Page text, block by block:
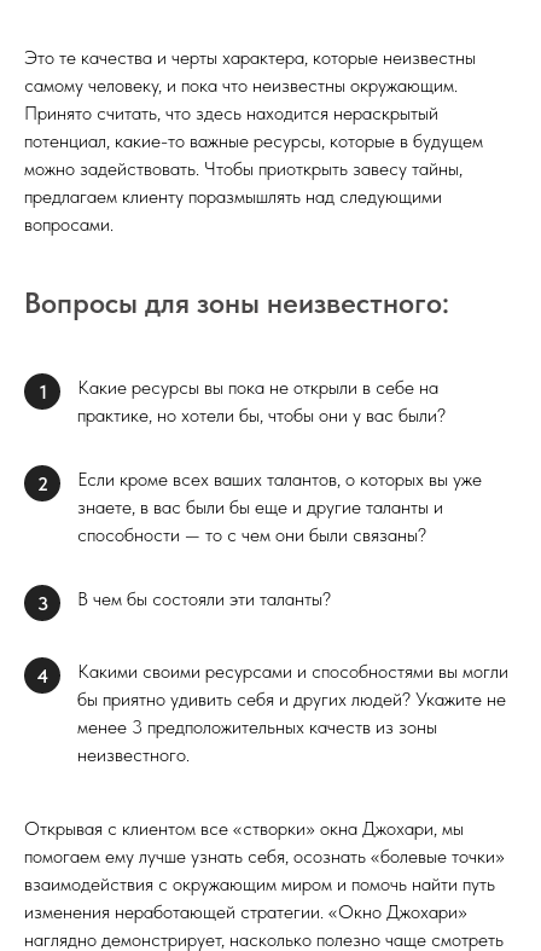
Это те качества и черты характера, которые неизвестны
самому человеку, и пока что неизвестны окружающим.
Принято считать, что здесь находится нераскрытый
потенциал, какие-то важные ресурсы, которые в будущем
можно задействовать. Чтобы приоткрыть завесу тайны,
предлагаем клиенту поразмышлять над следующими
вопросами.
Вопросы для зоны неизвестного:
1
Какие ресурсы вы пока не открыли в себе на
практике, но хотели бы, чтобы они у вас были?
2
Если кроме всех ваших талантов, о которых вы уже
знаете, в вас были бы еще и другие таланты и
способности — то с чем они были связаны?
3 В чем бы состояли эти таланты?
4
Какими своими ресурсами и способностями вы могли
бы приятно удивить себя и других людей? Укажите не
менее 3 предположительных качеств из зоны
неизвестного.
Открывая с клиентом все «створки» окна Джохари, мы
помогаем ему лучше узнать себя, осознать «болевые точки»
взаимодействия с окружающим миром и помочь найти путь
изменения неработающей стратегии. «Окно Джохари»
наглядно демонстрирует, насколько полезно чаще смотреть